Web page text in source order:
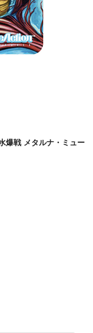
爆戦 メタルナ・ミュー